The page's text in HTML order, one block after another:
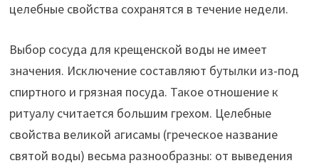
целебные свойства сохранятся в течение недели.
Выбор сосуда для крещенской воды не имеет
значения. Исключение составляют бутылки из-под
спиртного и грязная посуда. Такое отношение к
ритуалу считается большим грехом. Целебные
свойства великой агисамы (греческое название
святой воды) весьма разнообразны: от выведения